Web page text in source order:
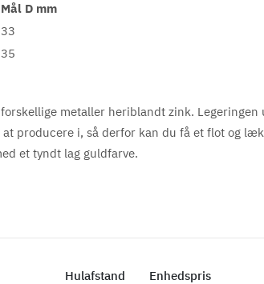
Mål D mm
33
35
metaller heriblandt zink.
producere i, så derfor kan du få et flot og
et tyndt lag guldfarve.
Hulafstand Enhedspris